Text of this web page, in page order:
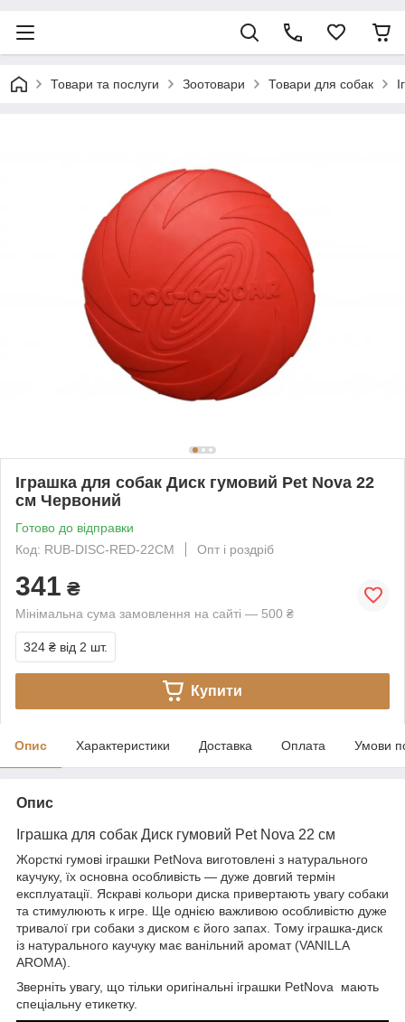
Товари та послуги Зоотовари Товари для собак
Іграшка для собак Диск гумовий Pet Nova 22
см Червоний
Готово до відправки
Код: RUB-DISC-RED-22CM
Опт і роздріб
341 ₴
Мінімальна сума замовлення на сайті — 500 ₴
324 ₴ від 2 шт.
Купити
Опис Характеристики Доставка Оплата Умови
Опис
Іграшка для собак Диск гумовий Pet Nova 22 см
Жорсткі гумові іграшки PetNova виготовлені з натурального
каучуку, їх основна особливість — дуже довгий термін
експлуатації. Яскраві кольори диска привертають увагу собаки
та стимулюють к игре. Ще однією важливою особливістю дуже
тривалої гри собаки з диском є його запах. Тому іграшка-диск
із натурального каучуку має ванільний аромат (VANILLA
AROMA).
Зверніть увагу, що тільки оригінальні іграшки PetNova мають
спеціальну етикетку.